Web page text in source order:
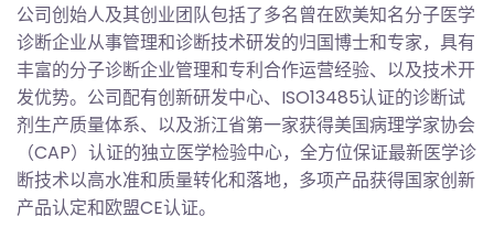
公司创始人及其创业团队包括了多名曾在欧美知名分子医学
诊断企业从事管理和诊断技术研发的归国博士和专家，具有
丰富的分子诊断企业管理和专利合作运营经验、以及技术开
发优势。公司配有创新研发中心、ISO13485认证的诊断试
剂生产质量体系、以及浙江省第一家获得美国病理学家协会
（CAP）认证的独立医学检验中心，全方位保证最新医学诊
断技术以高水准和质量转化和落地，多项产品获得国家创新
产品认定和欧盟CE认证。